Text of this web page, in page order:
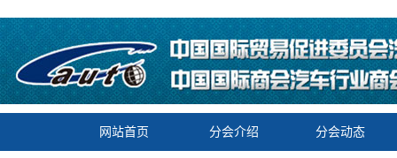
网站首页 分会介绍 分会动态